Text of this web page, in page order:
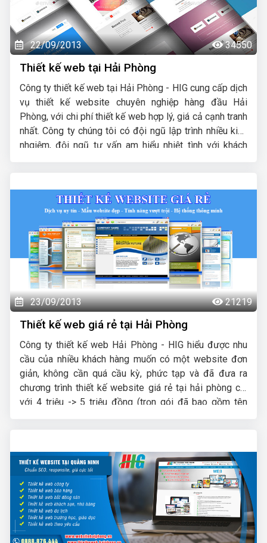
22/09/2013 34550
Thiết kế web tại Hải Phòng
Công ty thiết kế web tại Hải Phòng - HIG cung cấp dịch
vụ thiết kế website chuyên nghiệp hàng đầu Hải
Phòng, với chi phí thiết kế web hợp lý, giá cả cạnh tranh
nhất. Công ty chúng tôi có đội ngũ lập trình nhiều kinh
nhgiệm, đội ngũ tư vấn am hiểu nhiệt tình với khách
với cả những khách hàng không am hiểu nhiều về máy
tính. Sau khi thiết kế web xong chúng tôi sẽ hỗ trợ
hướng dẫn khách hàng quản trị, khai thác web đến khi
thành thạo thì thôi, website cũng được chúng tôi bảo
hành, bảo trì mãi mãi cho quý khách.
23/09/2013 21219
Thiết kế web giá rẻ tại Hải Phòng
Công ty thiết kế web Hải Phòng - HIG hiểu được nhu
cầu của nhiều khách hàng muốn có một website đơn
giản, không cần quá cầu kỳ, phức tạp và đã đưa ra
chương trình thiết kế website giá rẻ tại hải phòng chỉ
với 4 triệu -> 5 triệu đồng (trọn gói đã bao gồm tên